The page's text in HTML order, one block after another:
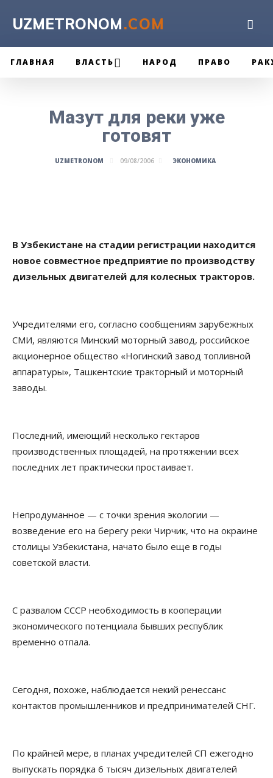
UZMETRONOM.COM
ГЛАВНАЯ ВЛАСТЬ НАРОД ПРАВО
Мазут для реки уже
готовят
UZMETRONOM 09/08/2006 ЭКОНОМИКА
В Узбекистане на стадии регистрации находится
новое совместное предприятие по производству
дизельных двигателей для колесных тракторов.
Учредителями его, согласно сообщениям зарубежных
СМИ, являются Минский моторный завод, российское
акционерное общество «Ногинский завод топливной
аппаратуры», Ташкентские тракторный и моторный
заводы.
Последний, имеющий несколько гектаров
производственных площадей, на протяжении всех
последних лет практически простаивает.
Непродуманное — с точки зрения экологии —
возведение его на берегу реки Чирчик, что на окраине
столицы Узбекистана, начато было еще в годы
советской власти.
С развалом СССР необходимость в кооперации
экономического потенциала бывших республик
временно отпала.
Сегодня, похоже, наблюдается некий ренессанс
контактов промышленников и предпринимателей СНГ.
По крайней мере, в планах учредителей СП ежегодно
выпускать порядка 6 тысяч дизельных двигателей